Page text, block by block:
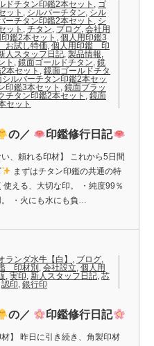
ドチタン印鑑2本セット , ゴ
ット , シルバーチタン, シル
ーチタン印鑑2本セット , シ
ット , チタン, ブログ, 会社用
鑑2本セット , 個人用印鑑3
試し特価, 個人用印鑑 印
人スタッフ日記, 製品情報,
ト , 鏡面ゴールドチタン, 鏡
本セット , 鏡面ゴールドチタ
シルバーチタン印鑑2本セッ
印鑑3本セット , 鏡面ブラッ
チタン印鑑2本セット , 鏡面
セット
の／ 印鑑修行日記
い、頼れる印材】 これから5日間
まずはチタン印鑑の共通の特
える、大切な印。 ・純度99％
。 ・火にも水にも負…
ランダ水牛【白】 , ブログ,
印材別 , 会社設立, 個人用
, 実印, 新人スタッフ日記, 芯
認印, 銀行印
の／ 印鑑修行日記
】 昨日に引き続き、角製印材